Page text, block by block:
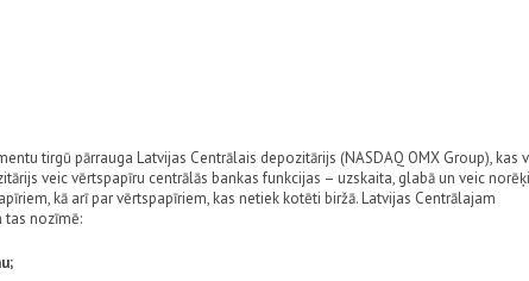
tirgū pārrauga Latvijas Centrālais depozitārijs (NASDAQ OMX Group), kas
veic vērtspapīru centrālās bankas funkcijas – uzskaita, glabā un veic
kā arī par vērtspapīriem, kas netiek kotēti biržā. Latvijas Centrālajam
tas nozīmē: